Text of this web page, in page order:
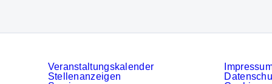
Veranstaltungskalender
Stellenanzeigen